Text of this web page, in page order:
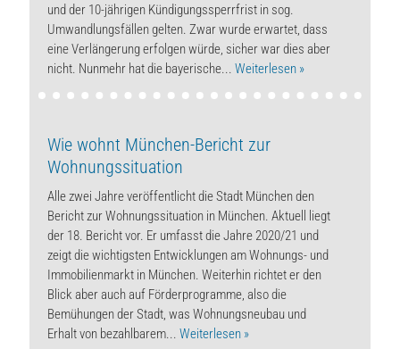
und der 10-jährigen Kündigungssperrfrist in sog.
Umwandlungsfällen gelten. Zwar wurde erwartet, dass
eine Verlängerung erfolgen würde, sicher war dies aber
nicht. Nunmehr hat die bayerische...Weiterlesen »
Wie wohnt München-Bericht zur
Wohnungssituation
Alle zwei Jahre veröffentlicht die Stadt München den
Bericht zur Wohnungssituation in München. Aktuell liegt
der 18. Bericht vor. Er umfasst die Jahre 2020/21 und
zeigt die wichtigsten Entwicklungen am Wohnungs- und
Immobilienmarkt in München. Weiterhin richtet er den
Blick aber auch auf Förderprogramme, also die
Bemühungen der Stadt, was Wohnungsneubau und
Erhalt von bezahlbarem...Weiterlesen »